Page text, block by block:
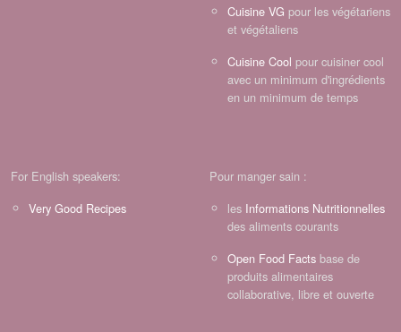
Cuisine VG pour les végétariens
et végétaliens
Cuisine Cool pour cuisiner cool
avec un minimum d'ingrédients
en un minimum de temps
For English speakers:
Very Good Recipes
Pour manger sain :
les Informations Nutritionnelles
des aliments courants
Open Food Facts base de
produits alimentaires
collaborative, libre et ouverte